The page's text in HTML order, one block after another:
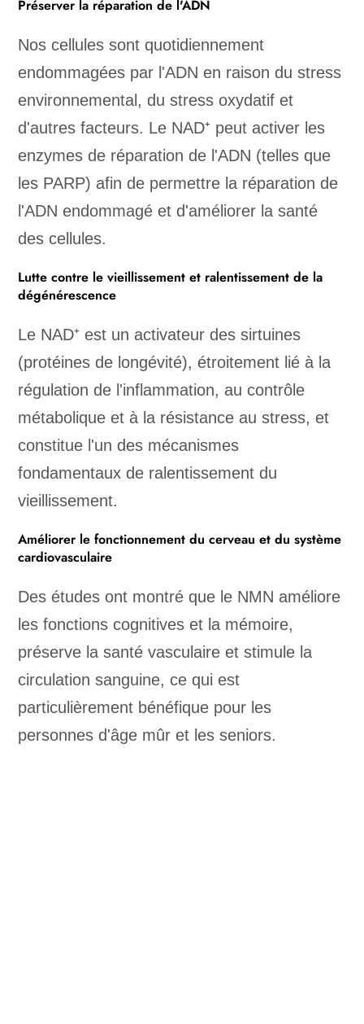
Préserver la réparation de l'ADN
Nos cellules sont quotidiennement
endommagées par l'ADN en raison du stress
environnemental, du stress oxydatif et
d'autres facteurs. Le NAD⁺ peut activer les
enzymes de réparation de l'ADN (telles que
les PARP) afin de permettre la réparation de
l'ADN endommagé et d'améliorer la santé
des cellules.
Lutte contre le vieillissement et ralentissement de la
dégénérescence
Le NAD⁺ est un activateur des sirtuines
(protéines de longévité), étroitement lié à la
régulation de l'inflammation, au contrôle
métabolique et à la résistance au stress, et
constitue l'un des mécanismes
fondamentaux de ralentissement du
vieillissement.
Améliorer le fonctionnement du cerveau et du système
cardiovasculaire
Des études ont montré que le NMN améliore
les fonctions cognitives et la mémoire,
préserve la santé vasculaire et stimule la
circulation sanguine, ce qui est
particulièrement bénéfique pour les
personnes d'âge mûr et les seniors.